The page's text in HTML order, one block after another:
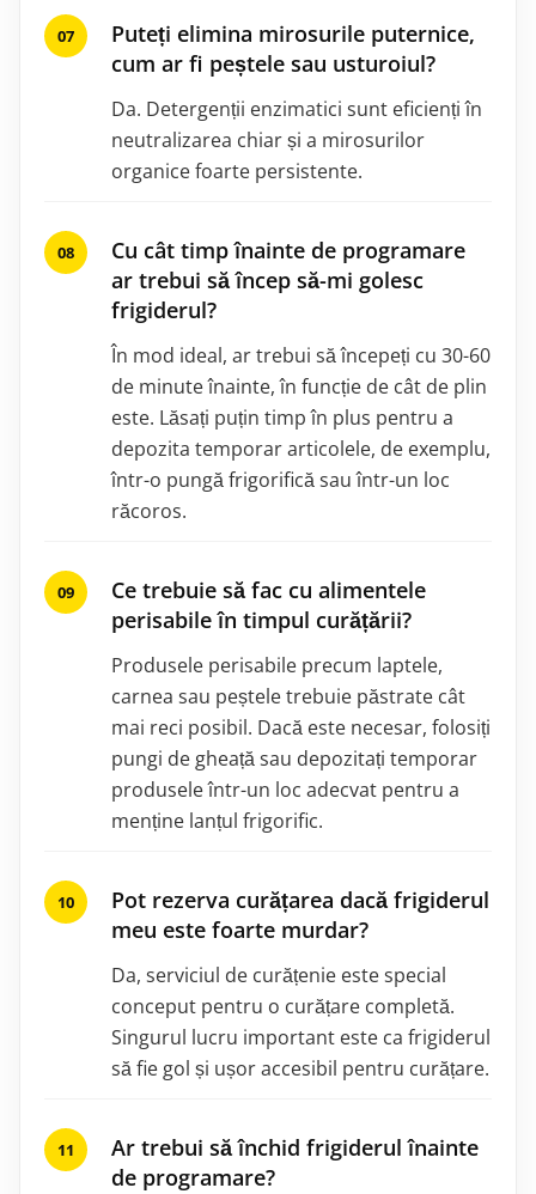
Puteți elimina mirosurile puternice,
cum ar fi peștele sau usturoiul?
Da. Detergenții enzimatici sunt eficienți în
neutralizarea chiar și a mirosurilor
organice foarte persistente.
Cu cât timp înainte de programare
ar trebui să încep să-mi golesc
frigiderul?
În mod ideal, ar trebui să începeți cu 30-60
de minute înainte, în funcție de cât de plin
este. Lăsați puțin timp în plus pentru a
depozita temporar articolele, de exemplu,
într-o pungă frigorifică sau într-un loc
răcoros.
Ce trebuie să fac cu alimentele
perisabile în timpul curățării?
Produsele perisabile precum laptele,
carnea sau peștele trebuie păstrate cât
mai reci posibil. Dacă este necesar, folosiți
pungi de gheață sau depozitați temporar
produsele într-un loc adecvat pentru a
menține lanțul frigorific.
Pot rezerva curățarea dacă frigiderul
meu este foarte murdar?
Da, serviciul de curățenie este special
conceput pentru o curățare completă.
Singurul lucru important este ca frigiderul
să fie gol și ușor accesibil pentru curățare.
Ar trebui să închid frigiderul înainte
de programare?